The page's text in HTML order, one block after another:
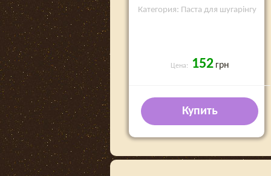
Категория: Паста для шугарінгу
Цена: 152 грн
Купить